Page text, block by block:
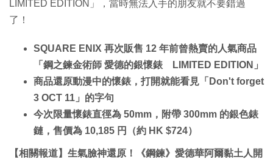
LIMITED EDITION」，當時無法入手的朋友就不要錯過
了！
SQUARE ENIX 再次販售 12 年前曾熱賣的人氣商品
「鋼之鍊金術師 愛德的銀懷錶 LIMITED EDITION」
商品還原動漫中的懷錶，打開就能看見「Don't forget
3 OCT 11」的字句
今次限量懷錶直徑為 50mm，附帶 300mm 的銀色錶
鏈，售價為 10,185 円（約 HK $724）
【相關報道】生氣臉神還原！《鋼鍊》愛德華阿爾黏土人開